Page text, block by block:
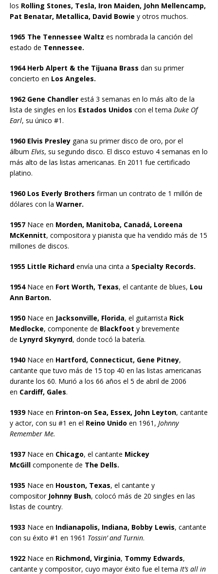
los Rolling Stones, Tesla, Iron Maiden, John Mellencamp,
Pat Benatar, Metallica, David Bowie y otros muchos.
1965 The Tennessee Waltz es nombrada la canción del
estado de Tennessee.
1964 Herb Alpert & the Tijuana Brass dan su primer
concierto en Los Angeles.
1962 Gene Chandler está 3 semanas en lo más alto de la
lista de singles en los Estados Unidos con el tema Duke Of
Earl, su único #1.
1960 Elvis Presley gana su primer disco de oro, por el
álbum Elvis, su segundo disco. El disco estuvo 4 semanas en lo
más alto de las listas americanas. En 2011 fue certificado
platino.
1960 Los Everly Brothers firman un contrato de 1 millón de
dólares con la Warner.
1957 Nace en Morden, Manitoba, Canadá, Loreena
McKennitt, compositora y pianista que ha vendido más de 15
millones de discos.
1955 Little Richard envía una cinta a Specialty Records.
1954Nace en Fort Worth, Texas, el cantante de blues, Lou
Ann Barton.
1950 Nace en Jacksonville, Florida, el guitarrista Rick
Medlocke, componente de Blackfoot y brevemente
de Lynyrd Skynyrd, donde tocó la batería.
1940 Nace en Hartford, Connecticut, Gene Pitney,
cantante que tuvo más de 15 top 40 en las listas americanas
durante los 60. Murió a los 66 años el 5 de abril de 2006
en Cardiff, Gales.
1939Nace en Frinton-on Sea, Essex, John Leyton, cantante
y actor, con su #1 en el Reino Unido en 1961, Johnny
Remember Me.
1937 Nace en Chicago, el cantante Mickey
McGill componente de The Dells.
1935 Nace en Houston, Texas, el cantante y
compositorJohnny Bush, colocó más de 20 singles en las
listas de country.
1933 Nace en Indianapolis, Indiana, Bobby Lewis, cantante
con su éxito #1 en 1961 Tossin’ and Turnin.
1922 Nace en Richmond, Virginia, Tommy Edwards,
cantante y compositor, cuyo mayor éxito fue el tema It’s all in